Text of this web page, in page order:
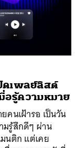
ดเพลย์ลิสต์
อรู้ความหมาย
คนเฝ้ารอ เป็นวัน
มรู้สึกดีๆ ผ่าน
นติก แต่เคย